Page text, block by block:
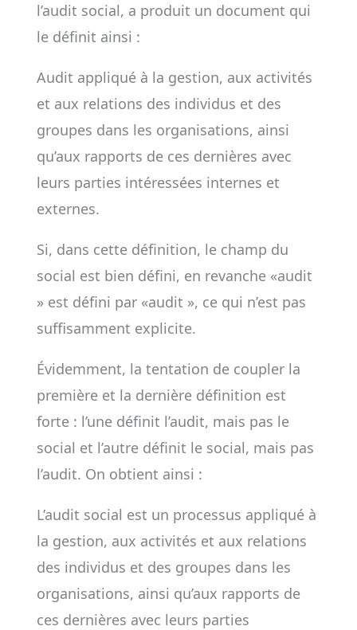
l’audit social, a produit un document qui
le définit ainsi :
Audit appliqué à la gestion, aux activités
et aux relations des individus et des
groupes dans les organisations, ainsi
qu’aux rapports de ces dernières avec
leurs parties intéressées internes et
externes.
Si, dans cette définition, le champ du
social est bien défini, en revanche «audit
» est défini par «audit », ce qui n’est pas
suffisamment explicite.
Évidemment, la tentation de coupler la
première et la dernière définition est
forte : l’une définit l’audit, mais pas le
social et l’autre définit le social, mais pas
l’audit. On obtient ainsi :
L’audit social est un processus appliqué à
la gestion, aux activités et aux relations
des individus et des groupes dans les
organisations, ainsi qu’aux rapports de
ces dernières avec leurs parties